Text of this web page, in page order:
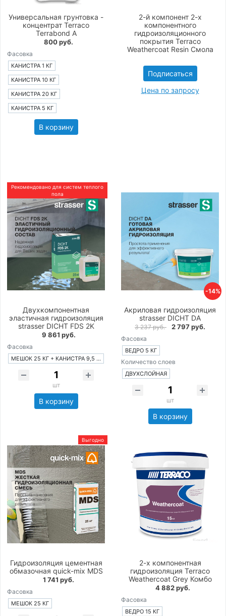
Универсальная грунтовка -
концентрат Terraco
Terrabond A
800 руб.
Фасовка
КАНИСТРА 1 КГ
КАНИСТРА 10 КГ
КАНИСТРА 20 КГ
КАНИСТРА 5 КГ
В корзину
2-й компонент 2-х
компонентного
гидроизоляционного
покрытия Terraco
Weathercoat Resin Смола
Подписаться
Цена по запросу
Рекомендовано для систем теплого
пола
Двухкомпонентная
эластичная гидроизоляция
strasser DICHT FDS 2K
9 861 руб.
Фасовка
МЕШОК 25 КГ + КАНИСТРА 9,5 КГ
шт
В корзину
-14%
Акриловая гидроизоляция
strasser DICHT DA
3 237 руб. 2 797 руб.
Фасовка
ВЕДРО 5 КГ
Количество слоев
ДВУХСЛОЙНАЯ
шт
В корзину
Выгодно
Гидроизоляция цементная
обмазочная quick-mix MDS
1 741 руб.
Фасовка
МЕШОК 25 КГ
2-х компонентная
гидроизоляция Terraco
Weathercoat Grey Комбо
4 882 руб.
Фасовка
ВЕДРО 15 КГ